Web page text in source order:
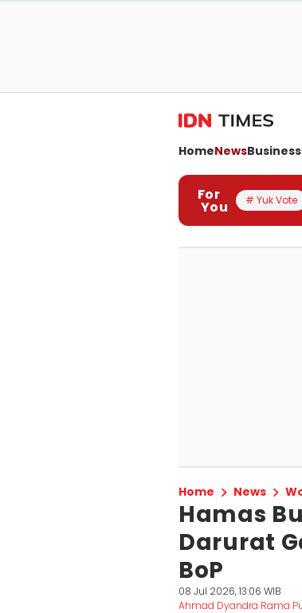
HomeNewsBusiness
For
You # Yuk Vote
Home News
Hamas
Darurat
BoP
08 Jul 2026, 13:06 WIB
Ahmad Dyandra Rama